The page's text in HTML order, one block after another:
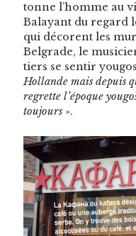
tonne l’homme au
Bal­ayant du regard
qui décorent les
Bel­grade, le
tiers se sen­tir
Hol­lande mais depuis
regrette l’époque
tou­jours ».